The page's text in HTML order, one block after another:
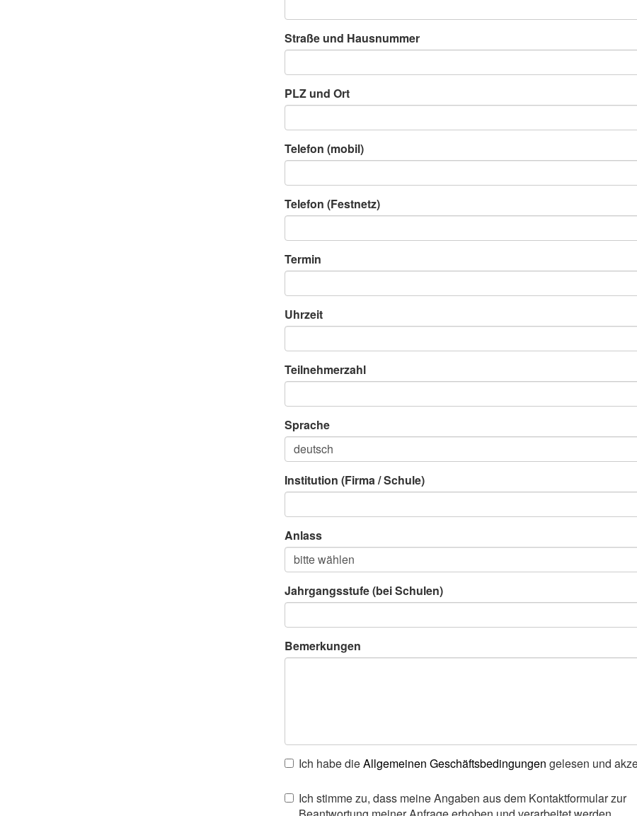
Straße und Hausnummer
PLZ und Ort
Telefon (mobil)
Telefon (Festnetz)
Termin
Uhrzeit
Teilnehmerzahl
Sprache
Institution (Firma / Schule)
Anlass
Jahrgangsstufe (bei Schulen)
Bemerkungen
Ich habe dieAllgemeinen Geschäftsbedingungen gelesen und
Ich stimme zu, dass meine Angaben aus dem Kontaktformular zur